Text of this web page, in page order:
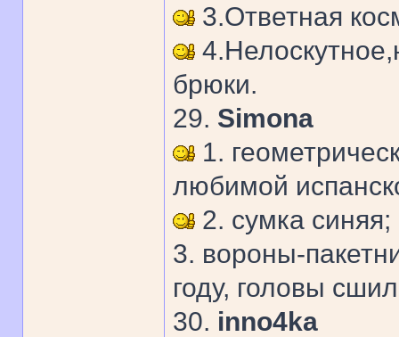
3.Ответная
брюки.
29. Simona
1.
любимой
2. сумка синяя;
3. вороны-
году, головы
30. inno4ka